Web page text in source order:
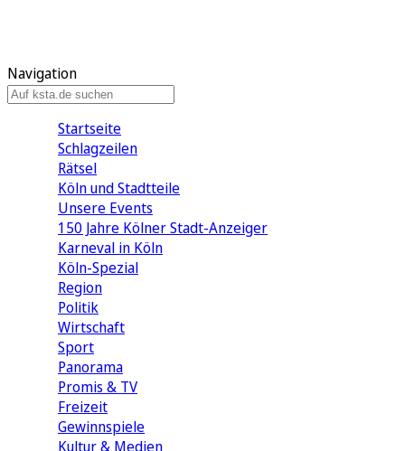
Navigation
Startseite
Schlagzeilen
Rätsel
Köln und Stadtteile
Unsere Events
150 Jahre Kölner Stadt-Anzeiger
Karneval in Köln
Köln-Spezial
Region
Politik
Wirtschaft
Sport
Panorama
Promis & TV
Freizeit
Gewinnspiele
Kultur & Medien